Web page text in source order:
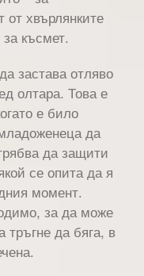
от хвърлянките
късмет.
застава отляво
олтара. Това е
е било
да
да защити
се опита да я
момент.
за да може
тръгне да бяга, в